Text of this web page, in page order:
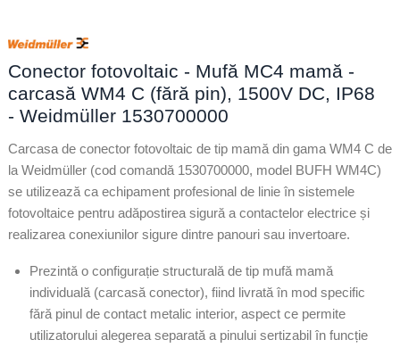
Conector fotovoltaic - Mufă MC4 mamă -
carcasă WM4 C (fără pin), 1500V DC, IP68
- Weidmüller 1530700000
Carcasa de conector fotovoltaic de tip mamă din gama WM4 C de
la Weidmüller (cod comandă 1530700000, model BUFH WM4C)
se utilizează ca echipament profesional de linie în sistemele
fotovoltaice pentru adăpostirea sigură a contactelor electrice și
realizarea conexiunilor sigure dintre panouri sau invertoare.
Prezintă o configurație structurală de tip mufă mamă
individuală (carcasă conector), fiind livrată în mod specific
fără pinul de contact metalic interior, aspect ce permite
utilizatorului alegerea separată a pinului sertizabil în funcție